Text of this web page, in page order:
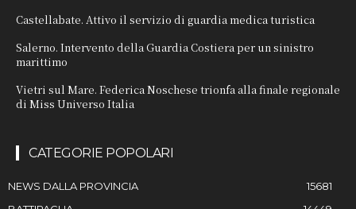
Castellabate. Attivo il servizio di guardia medica turistica
Salerno. Intervento della Guardia Costiera per un sinistro
marittimo
Vietri sul Mare. Federica Noschese trionfa alla finale regionale
di Miss Universo Italia
CATEGORIE POPOLARI
NEWS DALLA PROVINCIA
15681